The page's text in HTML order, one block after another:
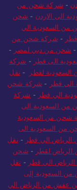
- شركة شحن من
الى الاردن - شحن
السعودية الي
- شركة شحن من
- شحن من دبي لمصر -
الى قطر - شركة
لقطر - نقل
قطر - شركة شحن
الي قطر - شركة
السعودية الى
شحن من السعودية
من السعودية الى
الي قطر - نقل
لقطر - شحن
الي قطر - نقل
السعودية إلى
عفش من الرياض الي